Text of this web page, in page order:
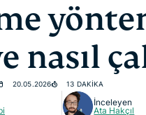
nasıl
20.05.2026 13 DAKIKA
İnceleyen
Ata Hakçıl